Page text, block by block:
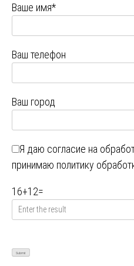
Ваше имя*
Ваш телефон
Ваш город
Я даю согласие на
принимаю политику
16+12=